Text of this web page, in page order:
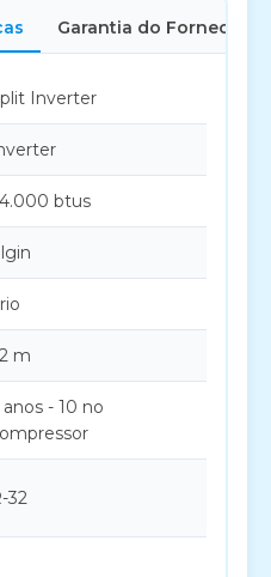
Garantia do Fornecedor
Inverter
btus
m
anos - 10 no
32